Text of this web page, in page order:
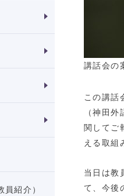
紹介）
講話会の
この講話
（神田
関してご
える取組
当日は教
て、今後